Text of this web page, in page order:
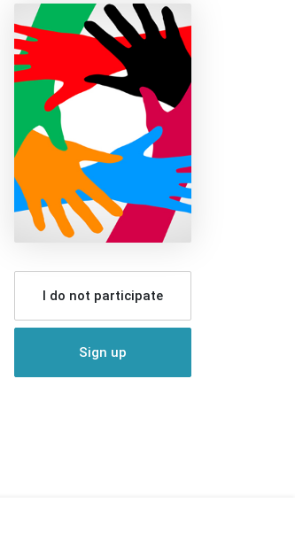
I do not participate
Sign up